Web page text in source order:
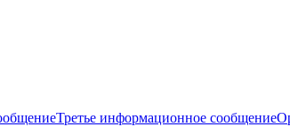
Третье информационное сообщение